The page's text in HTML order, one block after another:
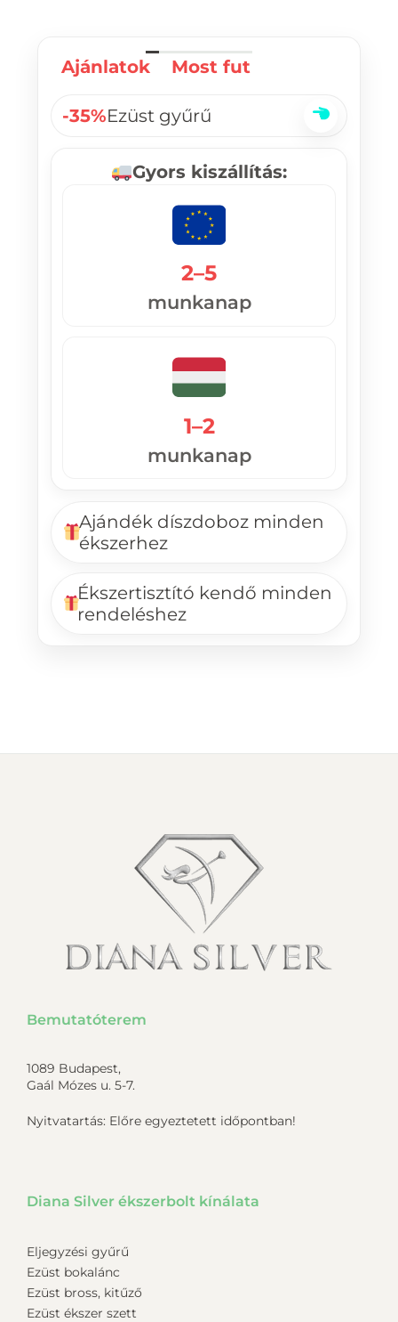
Ajánlatok Most fut
-35%Ezüst gyűrű
Gyors kiszállítás:
1–2
munkanap
2–5
munkanap
Ajándék díszdoboz minden
ékszerhez
Ékszertisztító kendő minden
rendeléshez
Bemutatóterem
1089 Budapest,
Gaál Mózes u. 5-7.
Nyitvatartás: Előre egyeztetett időpontban!
Diana Silver ékszerbolt kínálata
Eljegyzési gyűrű
Ezüst bokalánc
Ezüst bross, kitűző
Ezüst ékszer szett